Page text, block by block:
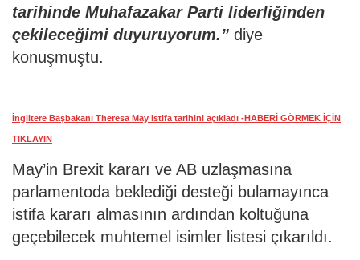
tarihinde Muhafazakar Parti liderliğinden
çekileceğimi duyuruyorum.” diye
konuşmuştu.
İngiltere Başbakanı Theresa May istifa tarihini açıkladı -HABERİ GÖRMEK İÇİN
TIKLAYIN
May’in Brexit kararı ve AB uzlaşmasına
parlamentoda beklediği desteği bulamayınca
istifa kararı almasının ardından koltuğuna
geçebilecek muhtemel isimler listesi çıkarıldı.